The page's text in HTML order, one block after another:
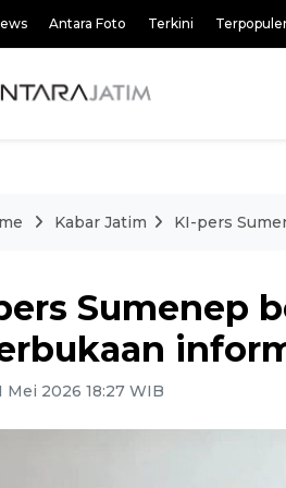
Antara Foto Terkini
Kabar Jatim KI-pers
Sumenep
Mei 2026 18:27 WIB